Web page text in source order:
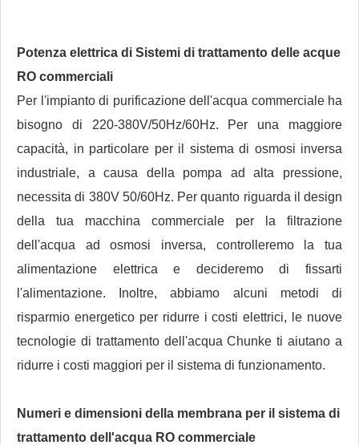
Potenza elettrica di Sistemi di trattamento delle acque
RO commerciali
Per l'impianto di purificazione dell'acqua commerciale ha
bisogno di 220-380V/50Hz/60Hz. Per una maggiore
capacità, in particolare per il sistema di osmosi inversa
industriale, a causa della pompa ad alta pressione,
necessita di 380V 50/60Hz. Per quanto riguarda il design
della tua macchina commerciale per la filtrazione
dell'acqua ad osmosi inversa, controlleremo la tua
alimentazione elettrica e decideremo di fissarti
l'alimentazione. Inoltre, abbiamo alcuni metodi di
risparmio energetico per ridurre i costi elettrici, le nuove
tecnologie di trattamento dell'acqua Chunke ti aiutano a
ridurre i costi maggiori per il sistema di funzionamento.
Numeri e dimensioni della membrana per il sistema di
trattamento dell'acqua RO commerciale